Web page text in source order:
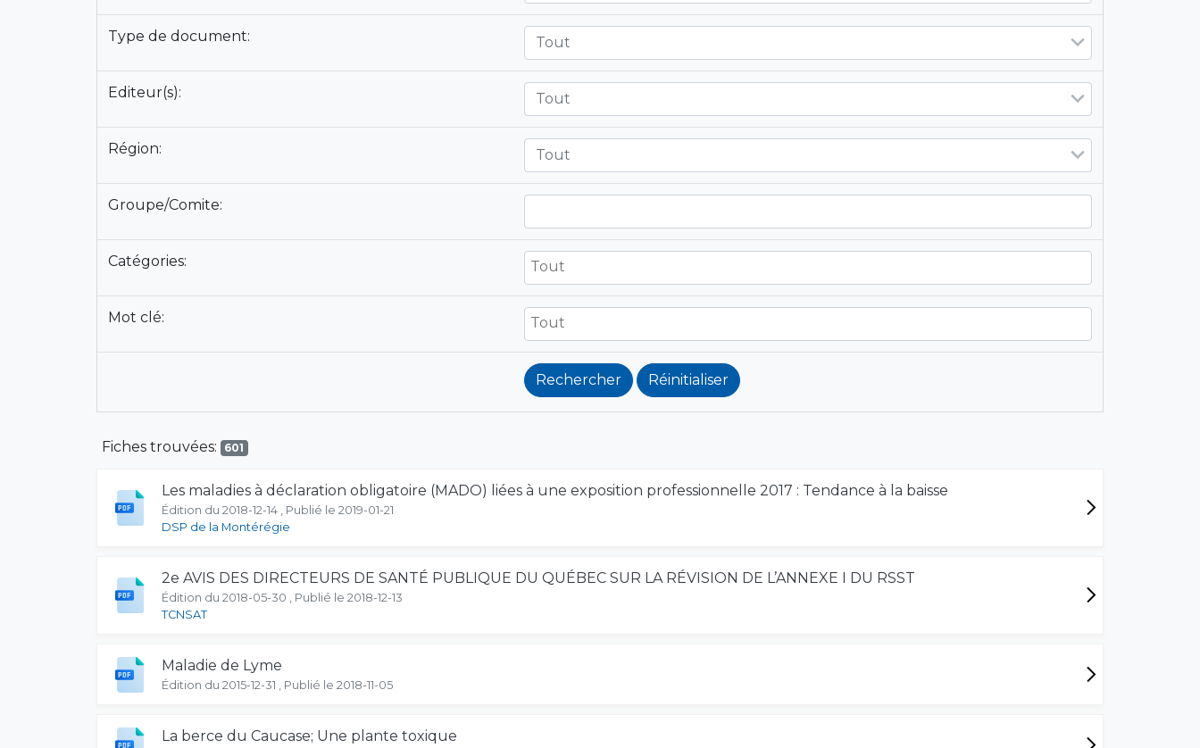
Type de document: Tout
Editeur(s): Tout
Région: Tout
Groupe/Comite:
Catégories:
Mot clé:
Fiches trouvées: 601
Les maladies à déclaration obligatoire (MADO) liées à une exposition professionnelle 2017 : Tendance à la baisse
Édition du 2018-12-14 , Publié le 2019-01-21
DSP de la Montérégie
2e AVIS DES DIRECTEURS DE SANTÉ PUBLIQUE DU QUÉBEC SUR LA RÉVISION DE L’ANNEXE I DU RSST
Édition du 2018-05-30 , Publié le 2018-12-13
TCNSAT
Maladie de Lyme
Édition du 2015-12-31 , Publié le 2018-11-05
La berce du Caucase; Une plante toxique